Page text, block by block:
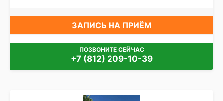
ЗАПИСЬ НА ПРИЁМ
ПОЗВОНИТЕ СЕЙЧАС
+7 (812) 209-10-39